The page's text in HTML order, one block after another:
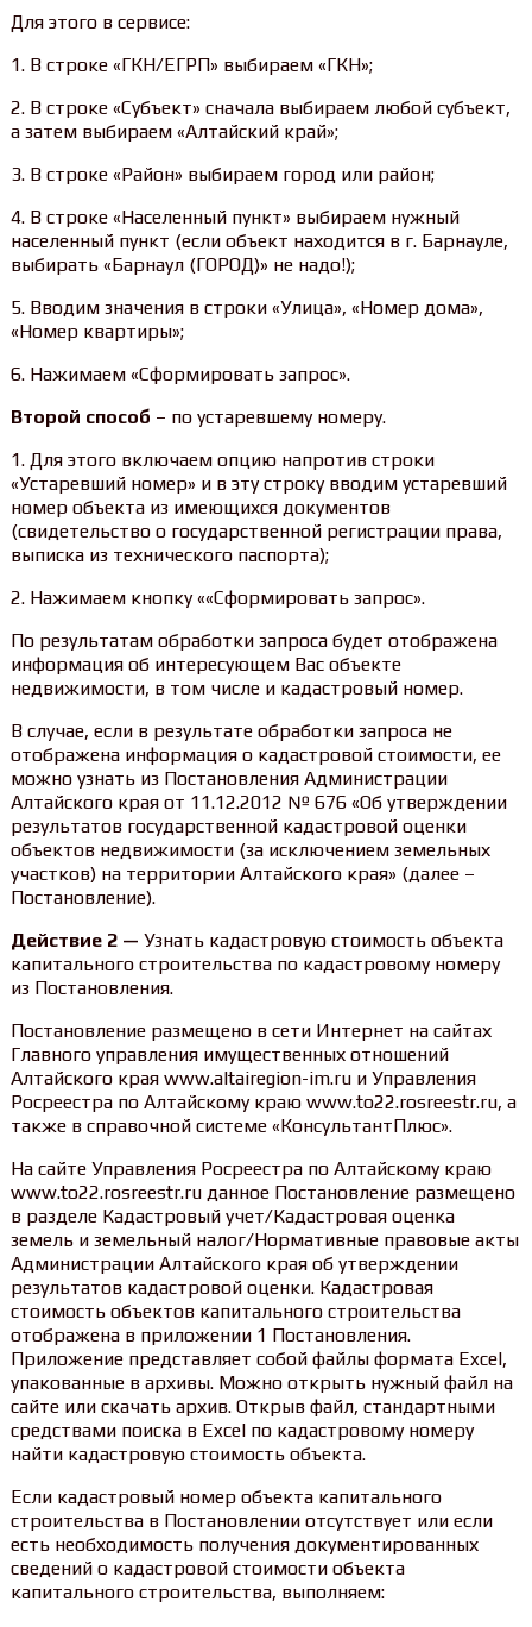
Для этого в сервисе:
1. В строке «ГКН/ЕГРП» выбираем «ГКН»;
2. В строке «Субъект» сначала выбираем любой субъект,
а затем выбираем «Алтайский край»;
3. В строке «Район» выбираем город или район;
4. В строке «Населенный пункт» выбираем нужный
населенный пункт (если объект находится в г. Барнауле,
выбирать «Барнаул (ГОРОД)» не надо!);
5. Вводим значения в строки «Улица», «Номер дома»,
«Номер квартиры»;
6. Нажимаем «Сформировать запрос».
Второй способ – по устаревшему номеру.
1. Для этого включаем опцию напротив строки
«Устаревший номер» и в эту строку вводим устаревший
номер объекта из имеющихся документов
(свидетельство о государственной регистрации права,
выписка из технического паспорта);
2. Нажимаем кнопку ««Сформировать запрос».
По результатам обработки запроса будет отображена
информация об интересующем Вас объекте
недвижимости, в том числе и кадастровый номер.
В случае, если в результате обработки запроса не
отображена информация о кадастровой стоимости, ее
можно узнать из Постановления Администрации
Алтайского края от 11.12.2012 № 676 «Об утверждении
результатов государственной кадастровой оценки
объектов недвижимости (за исключением земельных
участков) на территории Алтайского края» (далее –
Постановление).
Действие 2 — Узнать кадастровую стоимость объекта
капитального строительства по кадастровому номеру
из Постановления.
Постановление размещено в сети Интернет на сайтах
Главного управления имущественных отношений
Алтайского края www.altairegion-im.ru и Управления
Росреестра по Алтайскому краю www.to22.rosreestr.ru, а
также в справочной системе «КонсультантПлюс».
На сайте Управления Росреестра по Алтайскому краю
www.to22.rosreestr.ru данное Постановление размещено
в разделе Кадастровый учет/Кадастровая оценка
земель и земельный налог/Нормативные правовые акты
Администрации Алтайского края об утверждении
результатов кадастровой оценки. Кадастровая
стоимость объектов капитального строительства
отображена в приложении 1 Постановления.
Приложение представляет собой файлы формата Excel,
упакованные в архивы. Можно открыть нужный файл на
сайте или скачать архив. Открыв файл, стандартными
средствами поиска в Excel по кадастровому номеру
найти кадастровую стоимость объекта.
Если кадастровый номер объекта капитального
строительства в Постановлении отсутствует или если
есть необходимость получения документированных
сведений о кадастровой стоимости объекта
капитального строительства, выполняем: